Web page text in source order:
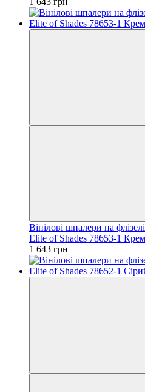
Вінілові шпалери на
Elite of Shades 78653-1
1 643 грн